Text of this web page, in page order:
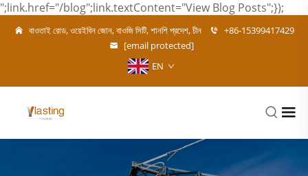
";link.href="/blog";link.textContent="View Blog Posts";});
বাওতাই রোড, ওয়েইবিন জোন, বাওজি সিটি, শানশি প্রদেশ, চীন
+86-15399417429
[email protected]
EN